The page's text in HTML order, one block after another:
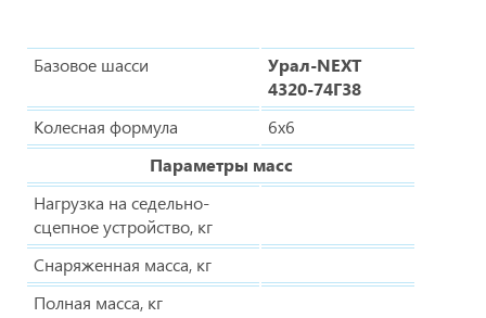
Базовое шасси
Урал-NEXT
4320-74Г38
Колесная формула
6х6
Параметры масс
Нагрузка на седельно-
сцепное устройство, кг
Снаряженная масса, кг
Полная масса, кг